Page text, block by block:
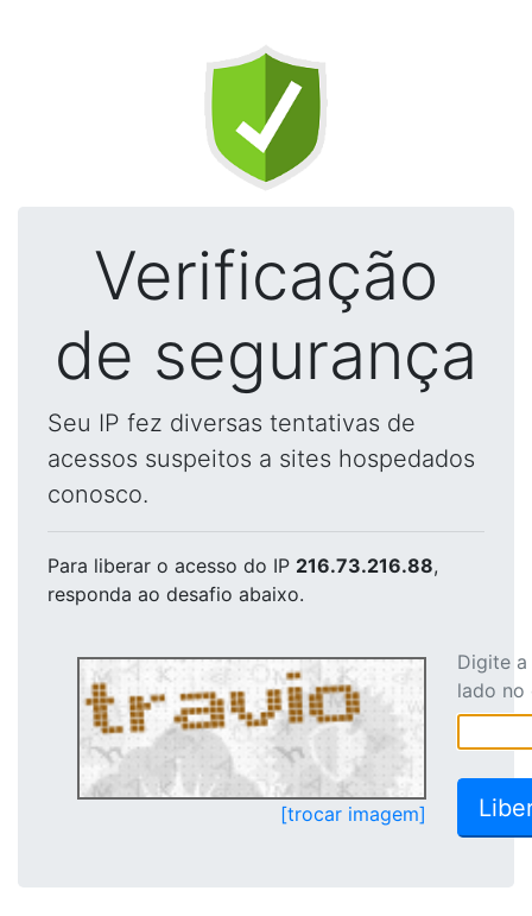
Verificação
de segurança
Seu IP fez diversas tentativas de
acessos suspeitos a sites hospedados
conosco.
Para liberar o acesso do IP 216.73.216.88,
responda ao desafio abaixo.
[trocar imagem]
Digite
lado no